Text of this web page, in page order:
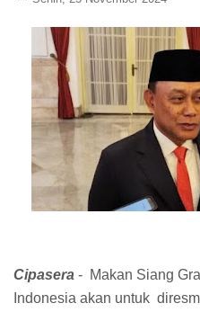
Cipasera - Makan Siang
Indonesia akan untuk